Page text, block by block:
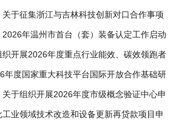
关于征集浙江与吉林科技创新对口合作事项
2026年温州市首台（套）装备认定工作启动
织开展2026年度重点行业能效、碳效领跑者
年度国家重大科技平台国际开放合作基础研
南
关于组织开展2026年度市级概念验证中心申
工业领域技术改造和设备更新再贷款项目申